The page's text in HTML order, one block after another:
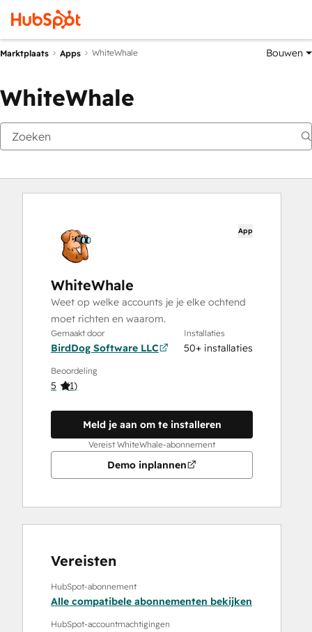
Marktplaats Apps WhiteWhale Bouwen
WhiteWhale
App
WhiteWhale
Weet op welke accounts je je elke ochtend
moet richten en waarom.
Gemaakt door
BirdDog Software LLC
Installaties
50+ installaties
Beoordeling
5 (1)
Meld je aan om te installeren
Vereist WhiteWhale-abonnement
Demo inplannen
Vereisten
HubSpot-abonnement
Alle compatibele abonnementen bekijken
HubSpot-accountmachtigingen